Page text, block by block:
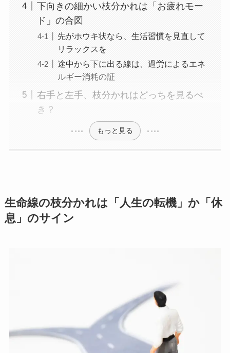
下向きの細かい枝分かれは「お疲れモー
ド」の合図
先がホウキ状なら、生活習慣を見直して
リラックスを
途中から下に出る線は、過労によるエネ
ルギー消耗の証
右手と左手、枝分かれはどっちを見るべ
き？
もっと見る
生命線の枝分かれは「人生の転機」か「休
息」のサイン